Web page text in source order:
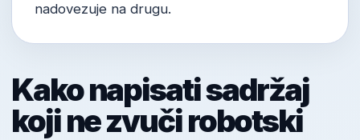
nadovezuje na drugu.
Kako napisati sadržaj
koji ne zvuči robotski